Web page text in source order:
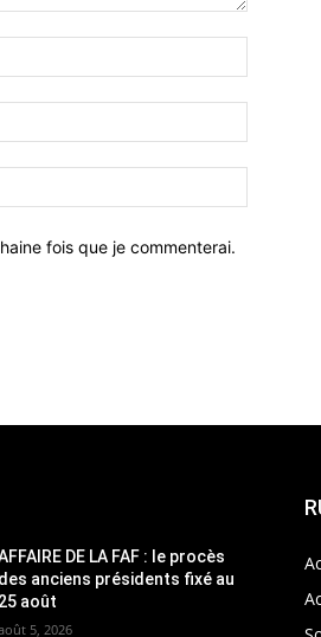
fois que je commenterai.
DE LA FAF : le procès
des anciens présidents fixé au
25 août
5, 2026